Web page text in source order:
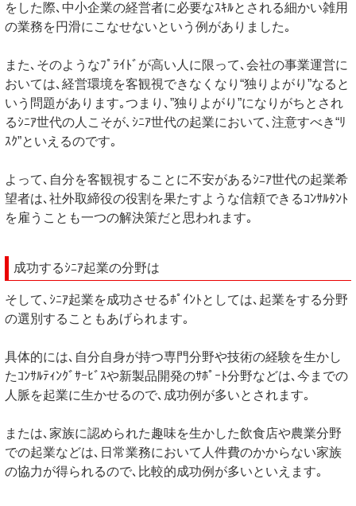
をした際､中小企業の経営者に必要なｽｷﾙとされる細かい雑用
の業務を円滑にこなせないという例がありました｡
また､そのようなﾌﾟﾗｲﾄﾞが高い人に限って､会社の事業運営に
おいては､経営環境を客観視できなくなり“独りよがり”なると
いう問題があります｡つまり､”独りよがり”になりがちとされ
るｼﾆｱ世代の人こそが､ｼﾆｱ世代の起業において､注意すべき“ﾘ
ｽｸ”といえるのです｡
よって､自分を客観視することに不安があるｼﾆｱ世代の起業希
望者は､社外取締役の役割を果たすような信頼できるｺﾝｻﾙﾀﾝﾄ
を雇うことも一つの解決策だと思われます｡
成功するｼﾆｱ起業の分野は
そして､ｼﾆｱ起業を成功させるﾎﾟｲﾝﾄとしては､起業をする分野
の選別することもあげられます｡
具体的には､自分自身が持つ専門分野や技術の経験を生かし
たｺﾝｻﾙﾃｨﾝｸﾞｻｰﾋﾞｽや新製品開発のｻﾎﾟｰﾄ分野などは､今までの
人脈を起業に生かせるので､成功例が多いとされます｡
または､家族に認められた趣味を生かした飲食店や農業分野
での起業などは､日常業務において人件費のかからない家族
の協力が得られるので､比較的成功例が多いといえます｡